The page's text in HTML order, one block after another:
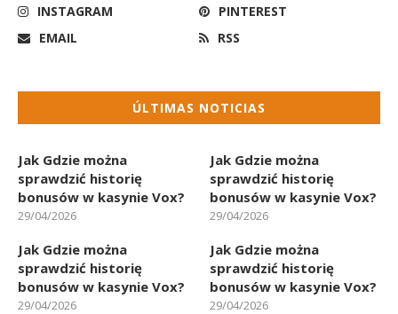
INSTAGRAM
PINTEREST
EMAIL
RSS
ÚLTIMAS NOTICIAS
Jak Gdzie można
sprawdzić historię
bonusów w kasynie Vox?
29/04/2026
Jak Gdzie można
sprawdzić historię
bonusów w kasynie Vox?
29/04/2026
Jak Gdzie można
sprawdzić historię
bonusów w kasynie Vox?
29/04/2026
Jak Gdzie można
sprawdzić historię
bonusów w kasynie Vox?
29/04/2026